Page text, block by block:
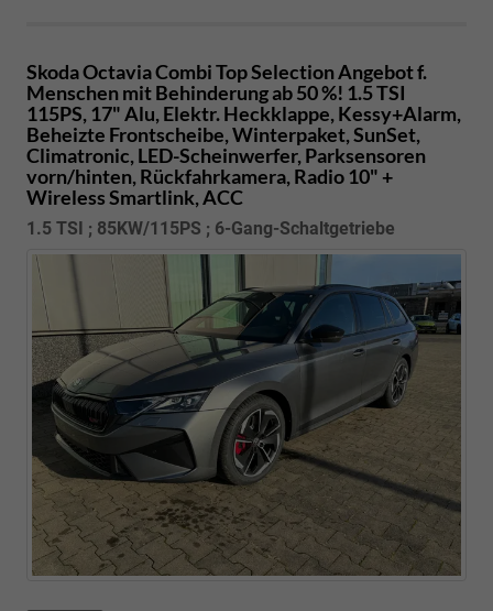
Skoda Octavia CombiTop Selection Angebot f.
Menschen mit Behinderung ab 50 %! 1.5 TSI
115PS, 17" Alu, Elektr. Heckklappe, Kessy+Alarm,
Beheizte Frontscheibe, Winterpaket, SunSet,
Climatronic, LED-Scheinwerfer, Parksensoren
vorn/hinten, Rückfahrkamera, Radio 10" +
Wireless Smartlink, ACC
1.5 TSI ; 85KW/115PS ; 6-Gang-Schaltgetriebe